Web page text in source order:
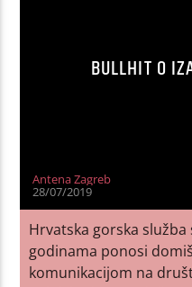
BULLHIT O
Antena Zagreb
28/07/2019
Hrvatska gorska služba
godinama ponosi
komunikacijom na